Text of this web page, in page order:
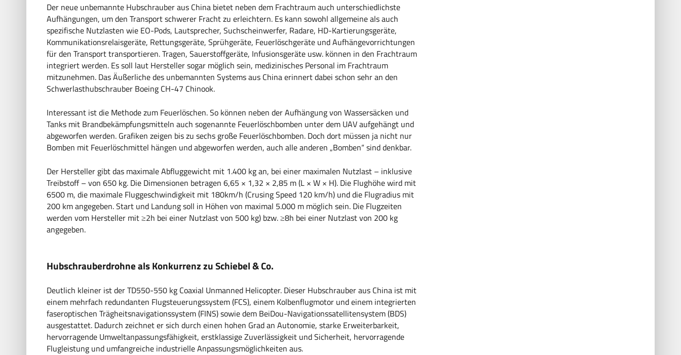
Der neue unbemannte Hubschrauber aus China bietet neben dem Frachtraum auch unterschiedlichste
Aufhängungen, um den Transport schwerer Fracht zu erleichtern. Es kann sowohl allgemeine als auch
spezifische Nutzlasten wie EO-Pods, Lautsprecher, Suchscheinwerfer, Radare, HD-Kartierungsgeräte,
Kommunikationsrelaisgeräte, Rettungsgeräte, Sprühgeräte, Feuerlöschgeräte und Aufhängevorrichtungen
für den Transport transportieren. Tragen, Sauerstoffgeräte, Infusionsgeräte usw. können in den Frachtraum
integriert werden. Es soll laut Hersteller sogar möglich sein, medizinisches Personal im Frachtraum
mitzunehmen. Das Äußerliche des unbemannten Systems aus China erinnert dabei schon sehr an den
Schwerlasthubschrauber Boeing CH-47 Chinook.
Interessant ist die Methode zum Feuerlöschen. So können neben der Aufhängung von Wassersäcken und
Tanks mit Brandbekämpfungsmitteln auch sogenannte Feuerlöschbomben unter dem UAV aufgehängt und
abgeworfen werden. Grafiken zeigen bis zu sechs große Feuerlöschbomben. Doch dort müssen ja nicht nur
Bomben mit Feuerlöschmittel hängen und abgeworfen werden, auch alle anderen „Bomben“ sind denkbar.
Der Hersteller gibt das maximale Abfluggewicht mit 1.400 kg an, bei einer maximalen Nutzlast – inklusive
Treibstoff – von 650 kg. Die Dimensionen betragen 6,65 × 1,32 × 2,85 m (L × W × H). Die Flughöhe wird mit
6500 m, die maximale Fluggeschwindigkeit mit 180km/h (Crusing Speed 120 km/h) und die Flugradius mit
200 km angegeben. Start und Landung soll in Höhen von maximal 5.000 m möglich sein. Die Flugzeiten
werden vom Hersteller mit ≥2h bei einer Nutzlast von 500 kg) bzw. ≥8h bei einer Nutzlast von 200 kg
angegeben.
Hubschrauberdrohne als Konkurrenz zu Schiebel & Co.
Deutlich kleiner ist der TD550-550 kg Coaxial Unmanned Helicopter. Dieser Hubschrauber aus China ist mit
einem mehrfach redundanten Flugsteuerungssystem (FCS), einem Kolbenflugmotor und einem integrierten
faseroptischen Trägheitsnavigationssystem (FINS) sowie dem BeiDou-Navigationssatellitensystem (BDS)
ausgestattet. Dadurch zeichnet er sich durch einen hohen Grad an Autonomie, starke Erweiterbarkeit,
hervorragende Umweltanpassungsfähigkeit, erstklassige Zuverlässigkeit und Sicherheit, hervorragende
Flugleistung und umfangreiche industrielle Anpassungsmöglichkeiten aus.